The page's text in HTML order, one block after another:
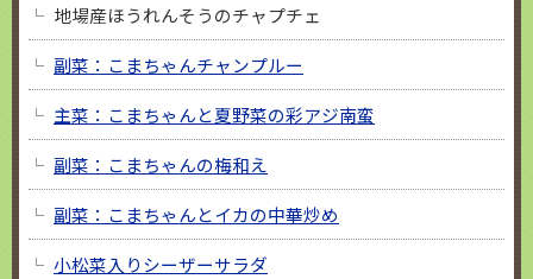
地場産ほうれんそうのチャプチェ
副菜：こまちゃんチャンプルー
主菜：こまちゃんと夏野菜の彩アジ南蛮
副菜：こまちゃんの梅和え
副菜：こまちゃんとイカの中華炒め
小松菜入りシーザーサラダ